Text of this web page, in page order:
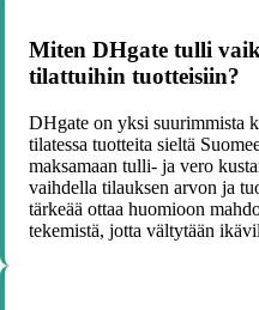
Miten DHgate tulli
tilattuihin tuotteisiin?
DHgate on yksi suurimmista
tilatessa tuotteita sieltä
maksamaan tulli- ja vero
vaihdella tilauksen arvon ja
tärkeää ottaa huomioon
tekemistä, jotta vältytään